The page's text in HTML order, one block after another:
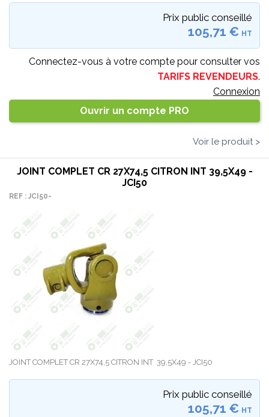
Prix public conseillé
105,71 € HT
Connectez-vous à votre compte pour consulter vos
TARIFS REVENDEURS.
Connexion
Ouvrir un compte PRO
Voir le produit >
JOINT COMPLET CR 27X74,5 CITRON INT 39,5X49 -
JCI50
REF : JCI50-
JOINT COMPLET CR 27X74,5 CITRON INT 39,5X49 - JCI50
Prix public conseillé
105,71 € HT